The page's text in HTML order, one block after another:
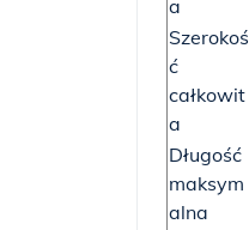
a
Szerokoś
ć
całkowit
a
Długość
maksym
alna